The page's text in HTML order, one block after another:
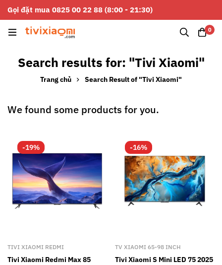
Gọi đặt mua 0825 00 22 88 (8:00 - 21:30)
0
Search results for: "Tivi Xiaomi"
Trang chủ Search Result of "Tivi Xiaomi"
We found some products for you.
-19%
TIVI XIAOMI REDMI
Tivi Xiaomi Redmi Max 85
-16%
TV XIAOMI 65-98 INCH
Tivi Xiaomi S Mini LED 75 2025